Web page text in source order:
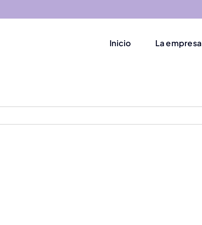
Inicio La empresa